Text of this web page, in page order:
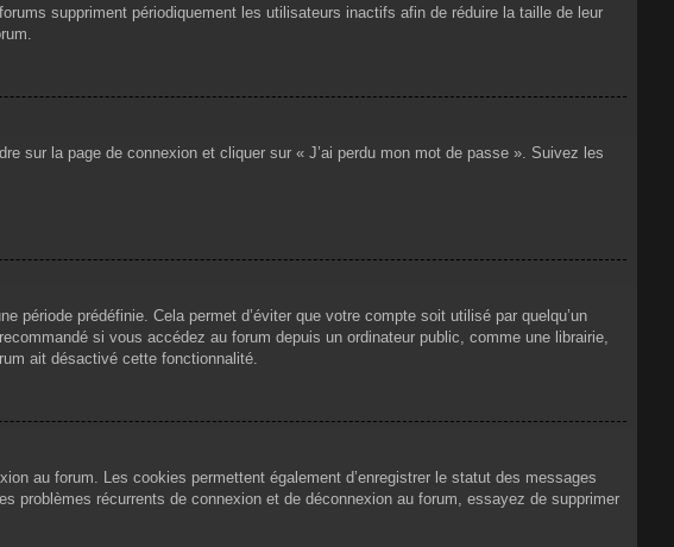
suppriment périodiquement les utilisateurs inactifs afin de réduire la taille de leur
sur la page de connexion et cliquer sur « J’ai perdu mon mot de passe ». Suivez les
prédéfinie. Cela permet d’éviter que votre compte soit utilisé par quelqu’un
si vous accédez au forum depuis un ordinateur public, comme une librairie,
ait désactivé cette fonctionnalité.
au forum. Les cookies permettent également d’enregistrer le statut des messages
problèmes récurrents de connexion et de déconnexion au forum, essayez de supprimer